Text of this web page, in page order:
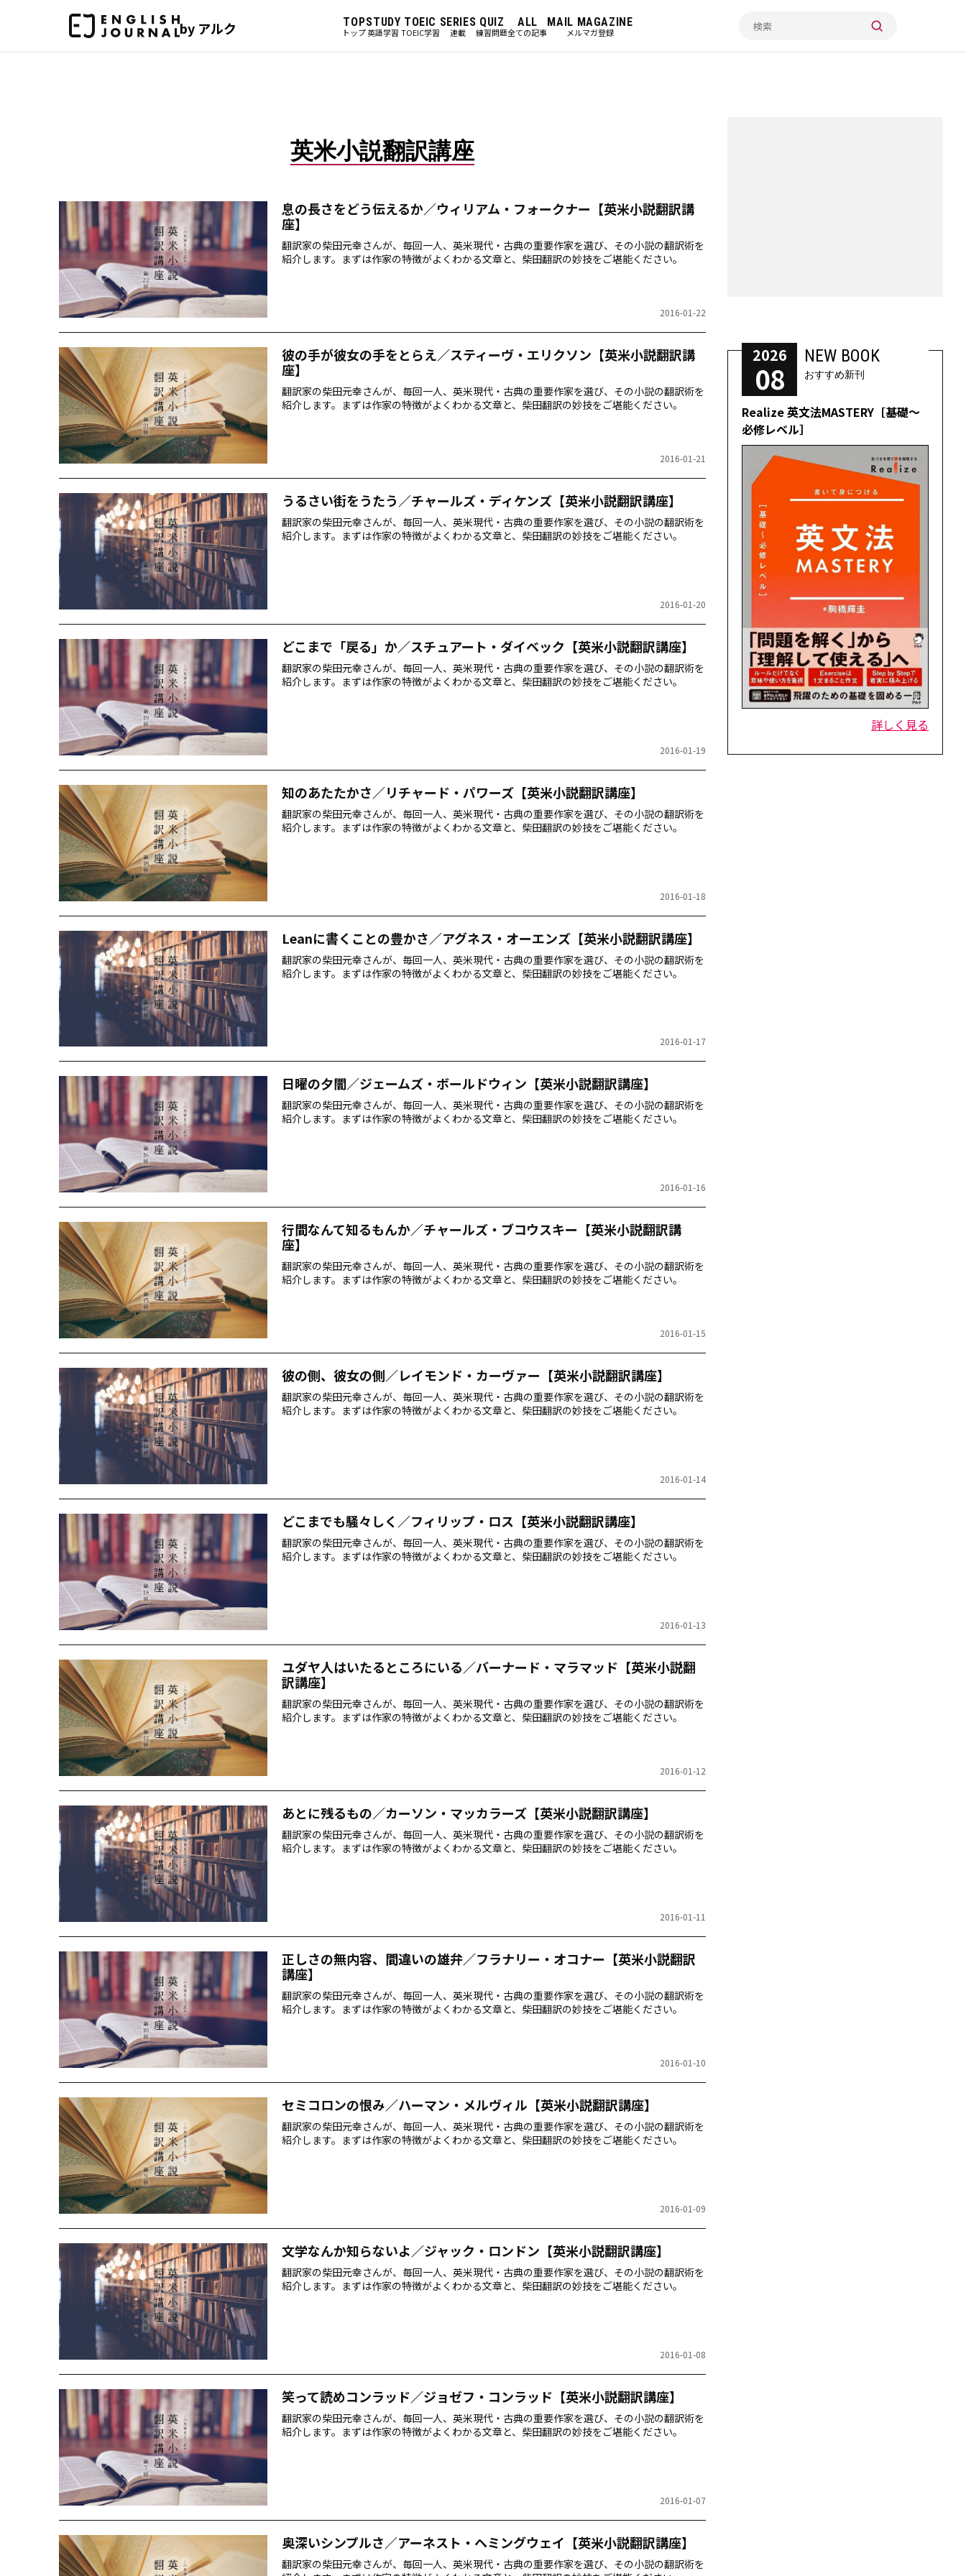
by アルク TOP
トップ
STUDY
英語学習
TOEIC
TOEIC学習
SERIES
連載
QUIZ
練習問題
ALL
全ての記事
MAIL MAGAZINE
メルマガ登録
英米小説翻訳講座
息の長さをどう伝えるか／ウィリアム・フォークナー【英米小説翻訳講
座】
翻訳家の柴田元幸さんが、毎回一人、英米現代・古典の重要作家を選び、その小説の翻訳術を
紹介します。まずは作家の特徴がよくわかる文章と、柴田翻訳の妙技をご堪能ください。
2016-01-22
彼の手が彼女の手をとらえ／スティーヴ・エリクソン【英米小説翻訳講
座】
翻訳家の柴田元幸さんが、毎回一人、英米現代・古典の重要作家を選び、その小説の翻訳術を
紹介します。まずは作家の特徴がよくわかる文章と、柴田翻訳の妙技をご堪能ください。
2016-01-21
うるさい街をうたう／チャールズ・ディケンズ【英米小説翻訳講座】
翻訳家の柴田元幸さんが、毎回一人、英米現代・古典の重要作家を選び、その小説の翻訳術を
紹介します。まずは作家の特徴がよくわかる文章と、柴田翻訳の妙技をご堪能ください。
2016-01-20
どこまで「戻る」か／スチュアート・ダイベック【英米小説翻訳講座】
翻訳家の柴田元幸さんが、毎回一人、英米現代・古典の重要作家を選び、その小説の翻訳術を
紹介します。まずは作家の特徴がよくわかる文章と、柴田翻訳の妙技をご堪能ください。
2016-01-19
知のあたたかさ／リチャード・パワーズ【英米小説翻訳講座】
翻訳家の柴田元幸さんが、毎回一人、英米現代・古典の重要作家を選び、その小説の翻訳術を
紹介します。まずは作家の特徴がよくわかる文章と、柴田翻訳の妙技をご堪能ください。
2016-01-18
Leanに書くことの豊かさ／アグネス・オーエンズ【英米小説翻訳講座】
翻訳家の柴田元幸さんが、毎回一人、英米現代・古典の重要作家を選び、その小説の翻訳術を
紹介します。まずは作家の特徴がよくわかる文章と、柴田翻訳の妙技をご堪能ください。
2016-01-17
日曜の夕闇／ジェームズ・ボールドウィン【英米小説翻訳講座】
翻訳家の柴田元幸さんが、毎回一人、英米現代・古典の重要作家を選び、その小説の翻訳術を
紹介します。まずは作家の特徴がよくわかる文章と、柴田翻訳の妙技をご堪能ください。
2016-01-16
行間なんて知るもんか／チャールズ・ブコウスキー【英米小説翻訳講
座】
翻訳家の柴田元幸さんが、毎回一人、英米現代・古典の重要作家を選び、その小説の翻訳術を
紹介します。まずは作家の特徴がよくわかる文章と、柴田翻訳の妙技をご堪能ください。
2016-01-15
彼の側、彼女の側／レイモンド・カーヴァー【英米小説翻訳講座】
翻訳家の柴田元幸さんが、毎回一人、英米現代・古典の重要作家を選び、その小説の翻訳術を
紹介します。まずは作家の特徴がよくわかる文章と、柴田翻訳の妙技をご堪能ください。
2016-01-14
どこまでも騒々しく／フィリップ・ロス【英米小説翻訳講座】
翻訳家の柴田元幸さんが、毎回一人、英米現代・古典の重要作家を選び、その小説の翻訳術を
紹介します。まずは作家の特徴がよくわかる文章と、柴田翻訳の妙技をご堪能ください。
2016-01-13
ユダヤ人はいたるところにいる／バーナード・マラマッド【英米小説翻
訳講座】
翻訳家の柴田元幸さんが、毎回一人、英米現代・古典の重要作家を選び、その小説の翻訳術を
紹介します。まずは作家の特徴がよくわかる文章と、柴田翻訳の妙技をご堪能ください。
2016-01-12
あとに残るもの／カーソン・マッカラーズ【英米小説翻訳講座】
翻訳家の柴田元幸さんが、毎回一人、英米現代・古典の重要作家を選び、その小説の翻訳術を
紹介します。まずは作家の特徴がよくわかる文章と、柴田翻訳の妙技をご堪能ください。
2016-01-11
正しさの無内容、間違いの雄弁／フラナリー・オコナー【英米小説翻訳
講座】
翻訳家の柴田元幸さんが、毎回一人、英米現代・古典の重要作家を選び、その小説の翻訳術を
紹介します。まずは作家の特徴がよくわかる文章と、柴田翻訳の妙技をご堪能ください。
2016-01-10
セミコロンの恨み／ハーマン・メルヴィル【英米小説翻訳講座】
翻訳家の柴田元幸さんが、毎回一人、英米現代・古典の重要作家を選び、その小説の翻訳術を
紹介します。まずは作家の特徴がよくわかる文章と、柴田翻訳の妙技をご堪能ください。
2016-01-09
文学なんか知らないよ／ジャック・ロンドン【英米小説翻訳講座】
翻訳家の柴田元幸さんが、毎回一人、英米現代・古典の重要作家を選び、その小説の翻訳術を
紹介します。まずは作家の特徴がよくわかる文章と、柴田翻訳の妙技をご堪能ください。
2016-01-08
笑って読めコンラッド／ジョゼフ・コンラッド【英米小説翻訳講座】
翻訳家の柴田元幸さんが、毎回一人、英米現代・古典の重要作家を選び、その小説の翻訳術を
紹介します。まずは作家の特徴がよくわかる文章と、柴田翻訳の妙技をご堪能ください。
2016-01-07
奥深いシンプルさ／アーネスト・ヘミングウェイ【英米小説翻訳講座】
翻訳家の柴田元幸さんが、毎回一人、英米現代・古典の重要作家を選び、その小説の翻訳術を
2026
08
NEW BOOK
おすすめ新刊
Realize 英文法MASTERY［基礎～
必修レベル］
詳しく見る